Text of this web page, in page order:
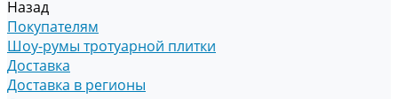
Назад
Покупателям
Шоу-румы тротуарной плитки
Доставка
Доставка в регионы